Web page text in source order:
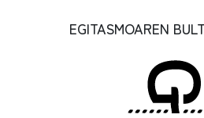
EGITASMOAREN